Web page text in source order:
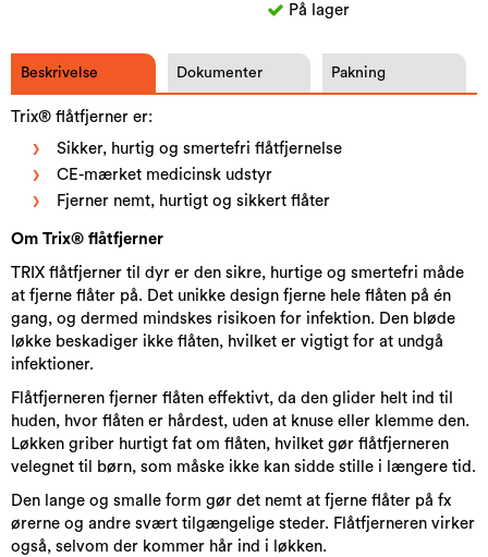
På lager
Beskrivelse Dokumenter Pakning
Trix® flåtfjerner er:
Sikker, hurtig og smertefri flåtfjernelse
CE-mærket medicinsk udstyr
Fjerner nemt, hurtigt og sikkert flåter
Om Trix® flåtfjerner​
TRIX flåtfjerner til dyr er den sikre, hurtige og smertefri måde
at fjerne flåter på. Det unikke design fjerne hele flåten på én
gang, og dermed mindskes risikoen for infektion. Den bløde
løkke beskadiger ikke flåten, hvilket er vigtigt for at undgå
infektioner.
Flåtfjerneren fjerner flåten effektivt, da den glider helt ind til
huden, hvor flåten er hårdest, uden at knuse eller klemme den.
Løkken griber hurtigt fat om flåten, hvilket gør flåtfjerneren
velegnet til børn, som måske ikke kan sidde stille i længere tid.
Den lange og smalle form gør det nemt at fjerne flåter på fx
ørerne og andre svært tilgængelige steder. Flåtfjerneren virker
også, selvom der kommer hår ind i løkken.